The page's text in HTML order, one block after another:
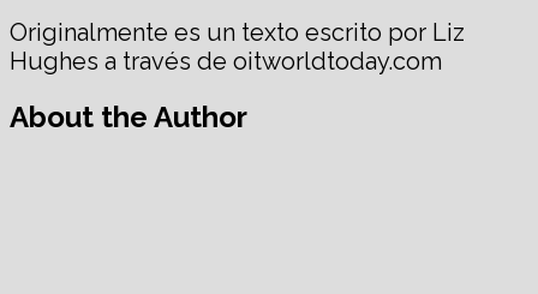
Originalmente es un texto escrito por Liz
Hughes a través de oitworldtoday.com
About the Author